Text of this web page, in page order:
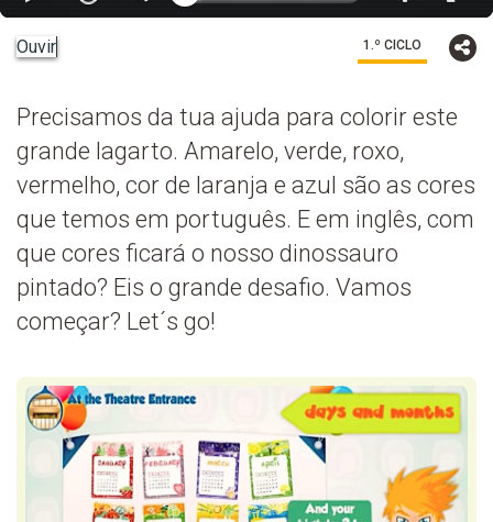
Ouvir 1.º CICLO
Precisamos da tua ajuda para colorir este
grande lagarto. Amarelo, verde, roxo,
vermelho, cor de laranja e azul são as cores
que temos em português. E em inglês, com
que cores ficará o nosso dinossauro
pintado? Eis o grande desafio. Vamos
começar? Let´s go!